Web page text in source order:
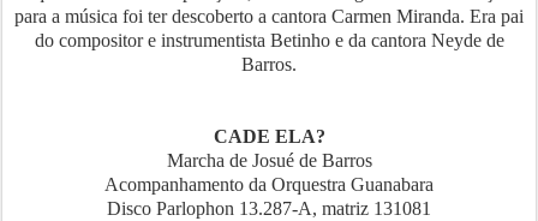
para a música foi ter descoberto a cantora Carmen Miranda. Era pai
do compositor e instrumentista Betinho e da cantora Neyde de
Barros.
CADE ELA?
Marcha de Josué de Barros
Acompanhamento da Orquestra Guanabara
Disco Parlophon 13.287-A, matriz 131081